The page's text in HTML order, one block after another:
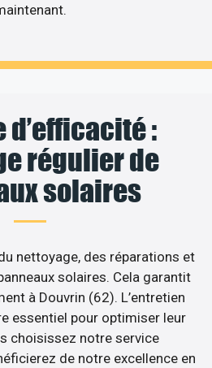
d’efficacité :
régulier de
solaires
nettoyage, des réparations et
solaires. Cela garantit
à Douvrin (62). L’entretien
essentiel pour optimiser leur
choisissez notre service
de notre excellence en